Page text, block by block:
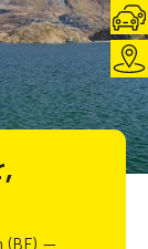
(BE) —